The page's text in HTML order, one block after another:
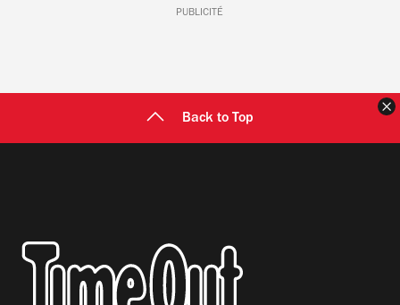
PUBLICITÉ
Back to Top